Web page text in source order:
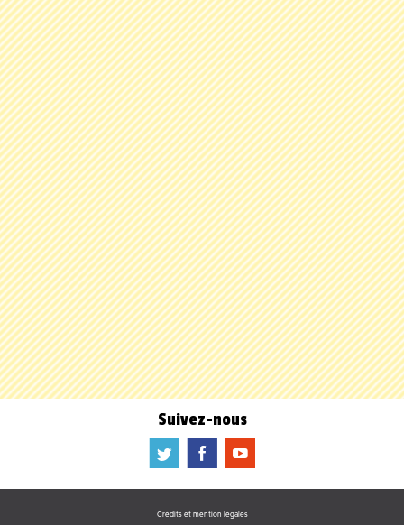
Suivez-nous
a b f
Crédits et mention légales